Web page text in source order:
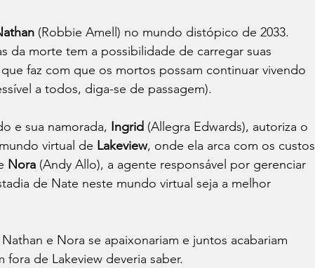
(Robbie Amell) no mundo distópico de 2033.
da morte tem a possibilidade de carregar suas
faz com que os mortos possam continuar vivendo
a todos, diga-se de passagem).
e sua namorada, Ingrid (Allegra Edwards), autoriza o
virtual de Lakeview, onde ela arca com os custos
Nora (Andy Allo), a agente responsável por gerenciar
de Nate neste mundo virtual seja a melhor
e Nora se apaixonariam e juntos acabariam
de Lakeview deveria saber.